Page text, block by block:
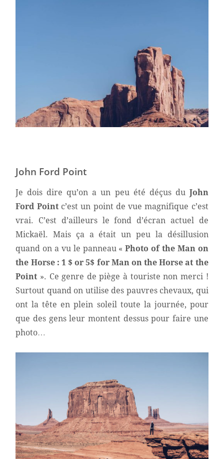
John Ford Point
Je dois dire qu’on a un peu été déçus du John
Ford Point c’est un point de vue magnifique c’est
vrai. C’est d’ailleurs le fond d’écran actuel de
Mickaël. Mais ça a était un peu la désillusion
quand on a vu le panneau «Photo of the Man on
the Horse : 1 $ or 5$ for Man on the Horse at the
Point ». Ce genre de piège à touriste non merci !
Surtout quand on utilise des pauvres chevaux, qui
ont la tête en plein soleil toute la journée, pour
que des gens leur montent dessus pour faire une
photo…